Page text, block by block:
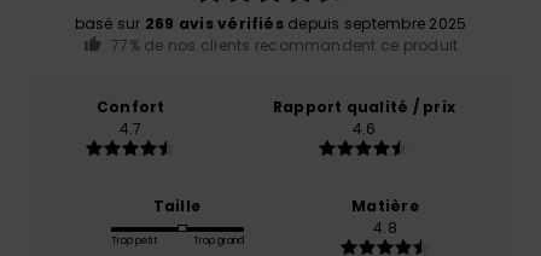
basé sur 269 avis vérifiésdepuis septembre 2025
77% de nos clients recommandent ce produit
Confort
4.7
Rapport qualité / prix
4.6
Taille
Trop petit Trop grand
Matière
4.8